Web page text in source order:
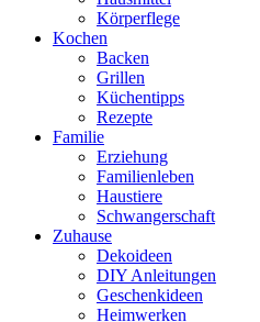
Körperflege
Kochen
Backen
Grillen
Küchentipps
Rezepte
Familie
Erziehung
Familienleben
Haustiere
Schwangerschaft
Zuhause
Dekoideen
DIY Anleitungen
Geschenkideen
Heimwerken